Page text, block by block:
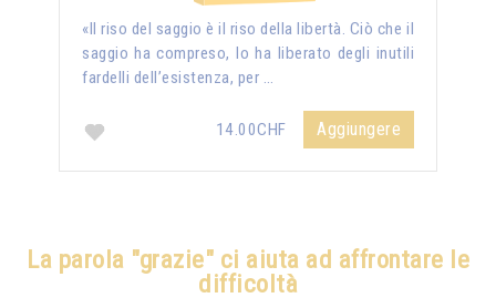
«Il riso del saggio è il riso della libertà. Ciò che il
saggio ha compreso, lo ha liberato degli inutili
fardelli dell’esistenza, per …
14.00CHF Aggiungere
La parola "grazie" ci aiuta ad affrontare le
difficoltà